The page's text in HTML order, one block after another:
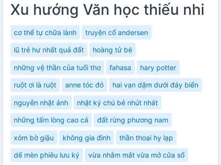
Xu hướng Văn học thiếu nhi
cơ thể tự chữa lành truyện cổ andersen
lũ trẻ hư nhất quả đất hoàng tử bé
những vệ thần của tuổi thơ fahasa hary potter
ruột ơi là ruột anne tóc đỏ hai vạn dặm dưới đáy biển
nguyễn nhật ánh nhật ký chú bé nhút nhát
những tấm lòng cao cả đất rừng phương nam
xóm bờ giậu không gia đình thần thoại hy lạp
dế mèn phiêu lưu ký vừa nhắm mắt vừa mở cửa sổ